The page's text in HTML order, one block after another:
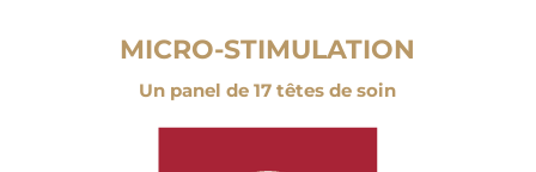
MICRO-STIMULATION
Un panel de 17 têtes de soin